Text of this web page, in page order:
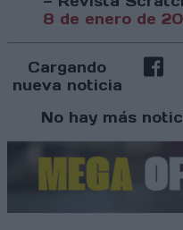
8 de enero de
Cargando
nueva noticia
No hay más